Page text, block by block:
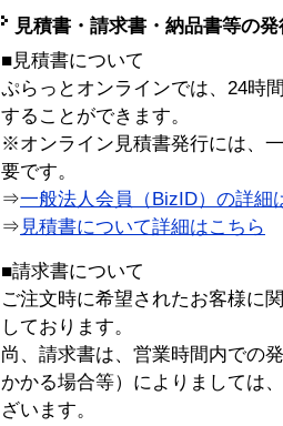
見積書・請求書・納品書等の
■見積書について
ぷらっとオンラインでは、24時
することができます。
※オンライン見積書発行には、
要です。
⇒一般法人会員（BizID）の詳細
⇒ 見積書について詳細はこちら
■請求書について
ご注文時に希望されたお客様に
しております。
尚、請求書は、営業時間内での
かかる場合等）によりましては
ざいます。